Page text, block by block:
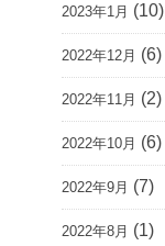
2023年1月 (10)
2022年12月 (6)
2022年11月 (2)
2022年10月 (6)
2022年9月 (7)
2022年8月 (1)